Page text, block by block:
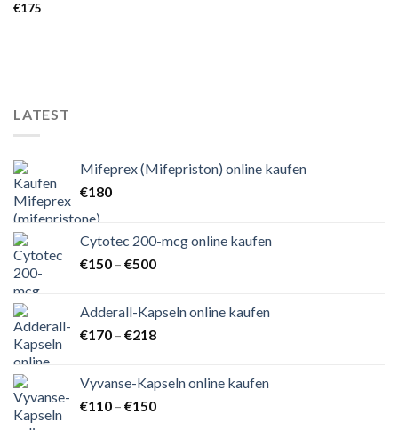
€175
LATEST
Mifeprex (Mifepriston) online kaufen
€180
Cytotec 200-mcg online kaufen
€150 – €500Preisspanne:
€500
Adderall-Kapseln online kaufen
€170 – €218Preisspanne:
€218
Vyvanse-Kapseln online kaufen
€110 – €150Preisspanne: